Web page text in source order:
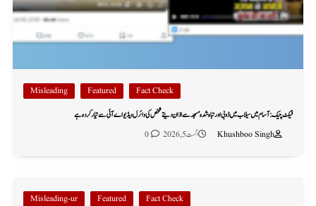
Fact Check
Featured
Misleading
فیکٹ چیک: آسام میں سیلاب میں ڈوبی اور تباہ شدہ مسجد سے اذان دیتے شخص کی وائرل ویڈیو اے آئی سے تیار کردہ ہے
Khushboo Singh
اگست 5, 2026 0
Fact Check
Featured
Misleading-ur